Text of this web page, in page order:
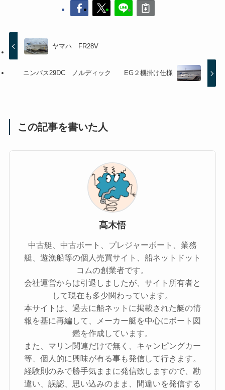
ヤマハ FR28V
ニンバス29DC ノルディック EG２機掛け仕様
この記事を書いた人
髙木悟
中古艇、中古ボート、プレジャーボート、業務
艇、遊漁船等の個人売買サイト、船ネットドット
コムの創業者です。
会社運営からは引退しましたが、サイト所有者と
して現在も多少関わっています。
本サイトは、過去に船ネットに掲載された艇の情
報を基に再編して、メーカー艇を中心にボート図
鑑を作成しています。
また、マリン関連だけで無く、キャンピングカー
等、個人的に興味が有る事も発信して行きます。
経験則のみで勝手気ままに発信致しますので、勘
違い、誤認、思い込みのまま、間違いを発信する